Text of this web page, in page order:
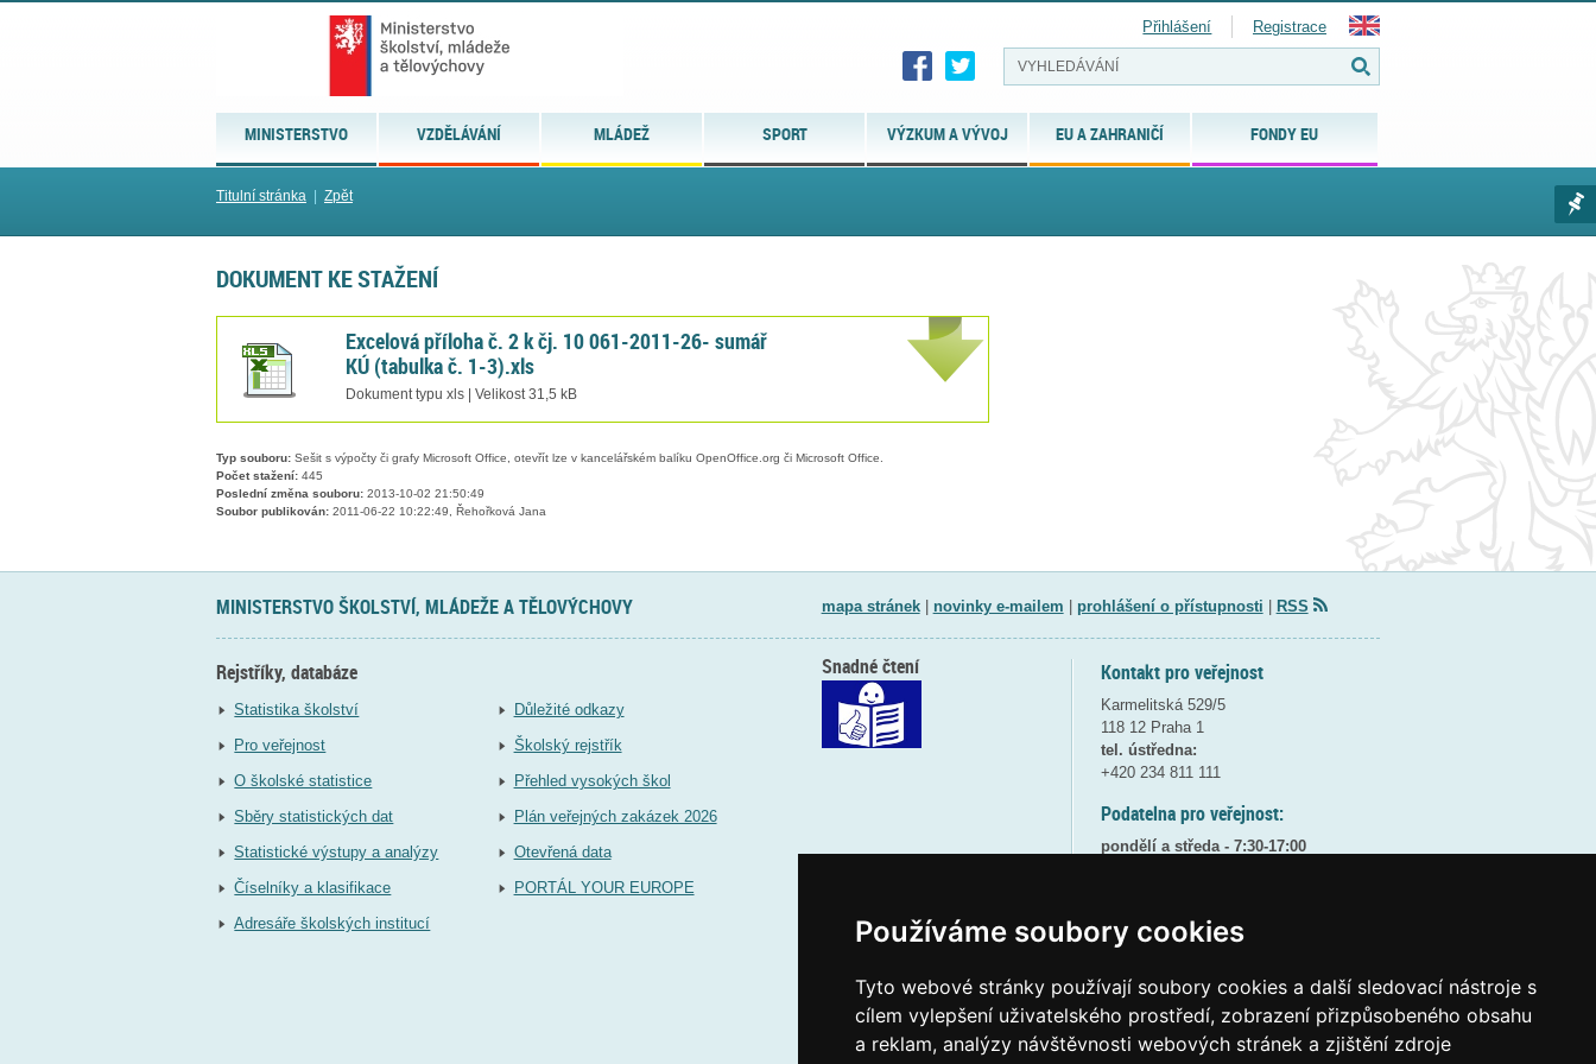
Používáme soubory cookies
Tyto webové stránky používají soubory cookies a další sledovací nástroje s
cílem vylepšení uživatelského prostředí, zobrazení přizpůsobeného obsahu
a reklam, analýzy návštěvnosti webových stránek a zjištění zdroje
MINISTERSTVO VZDĚLÁVÁNÍ MLÁDEŽ SPORT VÝZKUM A VÝVOJ EU A ZAHRANIČÍ FONDY EU
Přihlášení Registrace
Titulní stránka Zpět
DOKUMENT KE STAŽENÍ
Excelová příloha č. 2 k čj. 10 061-2011-26- sumář
KÚ (tabulka č. 1-3).xls
Dokument typu xls | Velikost 31,5 kB
Typ souboru: Sešit s výpočty či grafy Microsoft Office, otevřít lze v kancelářském balíku OpenOffice.org či Microsoft Office.
Počet stažení: 445
Poslední změna souboru: 2013-10-02 21:50:49
Soubor publikován: 2011-06-22 10:22:49, Řehořková Jana
MINISTERSTVO ŠKOLSTVÍ, MLÁDEŽE A TĚLOVÝCHOVY mapa stránek| novinky e-mailem prohlášení o přístupnosti RSS
Rejstříky, databáze
Statistika školství
Pro veřejnost
O školské statistice
Sběry statistických dat
Statistické výstupy a analýzy
Číselníky a klasifikace
Adresáře školských institucí
Důležité odkazy
Školský rejstřík
Přehled vysokých škol
Plán veřejných zakázek 2026
Otevřená data
PORTÁL YOUR EUROPE
Kontakt pro veřejnost
Karmelitská 529/5
118 12 Praha 1
tel. ústředna:
+420 234 811 111
Podatelna pro veřejnost:
pondělí a středa - 7:30-17:00
8:30 - 9:30 - bezpečnostní přestávka
Elektronická podatelna:
posta@msmtgov cz
Snadné čtení